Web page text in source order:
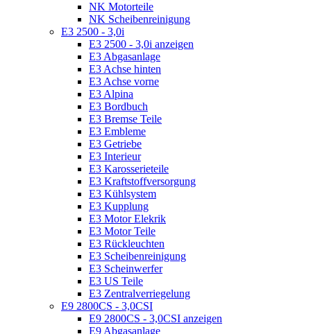
NK Motorteile
NK Scheibenreinigung
E3 2500 - 3,0i
E3 2500 - 3,0i anzeigen
E3 Abgasanlage
E3 Achse hinten
E3 Achse vorne
E3 Alpina
E3 Bordbuch
E3 Bremse Teile
E3 Embleme
E3 Getriebe
E3 Interieur
E3 Karosserieteile
E3 Kraftstoffversorgung
E3 Kühlsystem
E3 Kupplung
E3 Motor Elekrik
E3 Motor Teile
E3 Rückleuchten
E3 Scheibenreinigung
E3 Scheinwerfer
E3 US Teile
E3 Zentralverriegelung
E9 2800CS - 3,0CSI
E9 2800CS - 3,0CSI anzeigen
E9 Abgasanlage